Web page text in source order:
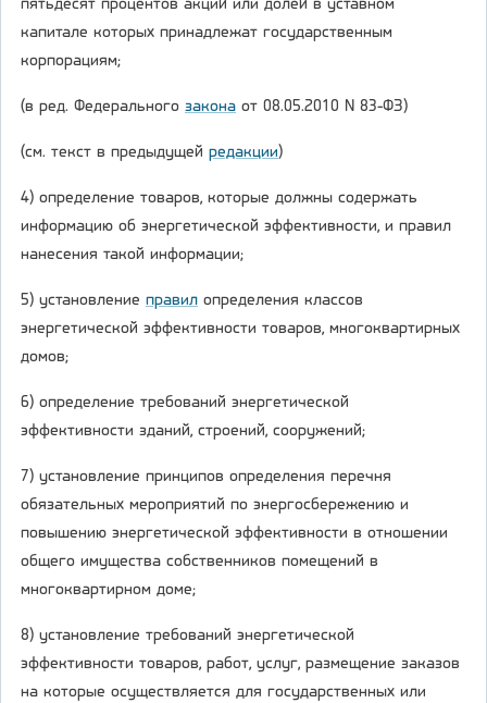
пятьдесят процентов акций или долей в уставном
капитале которых принадлежат государственным
корпорациям;
(в ред. Федерального закона от 08.05.2010 N 83-ФЗ)
(см. текст в предыдущей редакции)
4) определение товаров, которые должны содержать
информацию об энергетической эффективности, и правил
нанесения такой информации;
5) установление правил определения классов
энергетической эффективности товаров, многоквартирных
домов;
6) определение требований энергетической
эффективности зданий, строений, сооружений;
7) установление принципов определения перечня
обязательных мероприятий по энергосбережению и
повышению энергетической эффективности в отношении
общего имущества собственников помещений в
многоквартирном доме;
8) установление требований энергетической
эффективности товаров, работ, услуг, размещение заказов
на которые осуществляется для государственных или